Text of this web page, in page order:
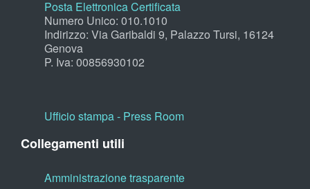
Posta Elettronica Certificata
Numero Unico: 010.1010
Indirizzo: Via Garibaldi 9, Palazzo Tursi, 16124
Genova
P. Iva: 00856930102
Ufficio stampa - Press Room
Collegamenti utili
Amministrazione trasparente